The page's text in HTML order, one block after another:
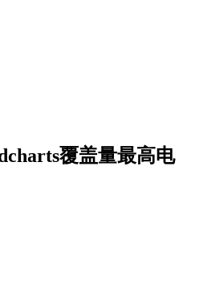
覆盖量最高电